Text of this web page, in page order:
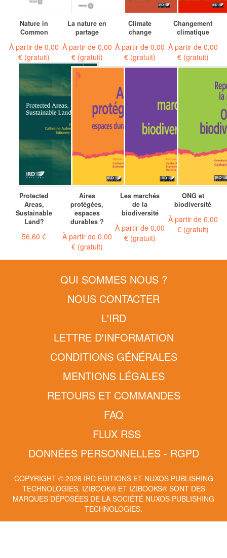
Nature in
Common
À partir de0,00
€ (gratuit)
La nature en
partage
À partir de 0,00
€ (gratuit)
Climate
change
À partir de0,00
€ (gratuit)
Changement
climatique
À partir de 0,00
€ (gratuit)
Protected
Areas,
Sustainable
Land?
56,60 €
Aires
protégées,
espaces
durables ?
À partir de 0,00
€ (gratuit)
Les marchés
de la
biodiversité
À partir de0,00
€ (gratuit)
ONG et
biodiversité
À partir de 0,00
€ (gratuit)
QUI SOMMES NOUS ?
NOUS CONTACTER
L'IRD
LETTRE D'INFORMATION
CONDITIONS GÉNÉRALES
MENTIONS LÉGALES
RETOURS ET COMMANDES
FAQ
FLUX RSS
DONNÉES PERSONNELLES - RGPD
COPYRIGHT © 2026 IRD EDITIONS ET NUXOS PUBLISHING
TECHNOLOGIES. IZIBOOK®ET IZIBOOKS®SONT DES
MARQUES DÉPOSÉES DE LA SOCIÉTÉ NUXOS PUBLISHING
TECHNOLOGIES.